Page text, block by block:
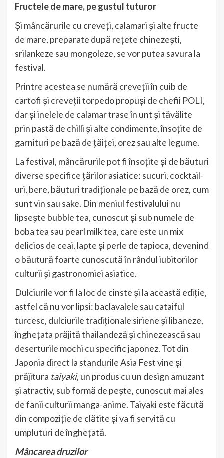
Fructele de mare, pe gustul tuturor
Și mâncărurile cu creveți, calamari și alte fructe
de mare, preparate după rețete chinezești,
srilankeze sau mongoleze, se vor putea savura la
festival.
Printre acestea se numără creveții în cuib de
cartofi și creveții torpedo propuși de chefii POLI,
dar și inelele de calamar trase în unt și tăvălite
prin pastă de chilli și alte condimente, însoțite de
garnituri pe bază de țăiței, orez sau alte legume.
La festival, mâncărurile pot fi însoțite și de băuturi
diverse specifice țărilor asiatice: sucuri, cocktail-
uri, bere, băuturi tradiționale pe bază de orez, cum
sunt vin sau sake. Din meniul festivalului nu
lipsește bubble tea, cunoscut și sub numele de
boba tea sau pearl milk tea, care este un mix
delicios de ceai, lapte și perle de tapioca, devenind
o băutură foarte cunoscută în rândul iubitorilor
culturii și gastronomiei asiatice.
Dulciurile vor fi la loc de cinste și la această ediție,
astfel că nu vor lipsi: baclavalele sau cataiful
turcesc, dulciurile tradiționale siriene și libaneze,
înghețata prăjită thailandeză și chinezească sau
deserturile mochi cu specific japonez. Tot din
Japonia direct la standurile Asia Fest vine și
prăjitura taiyaki, un produs cu un design amuzant
și atractiv, sub formă de pește, cunoscut mai ales
de fanii culturii manga-anime. Taiyaki este făcută
din compoziție de clătite și va fi servită cu
umpluturi de înghețată.
Mâncarea druzilor